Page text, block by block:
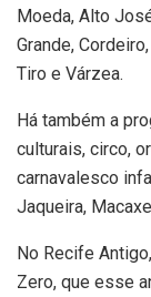
Moeda, Alto
Grande,
Tiro e Várzea.
Há também a
culturais, circo,
carnavalesco
Jaqueira,
No Recife
Zero, que esse